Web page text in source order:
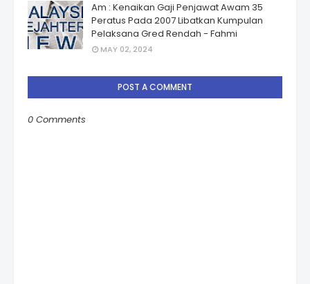
Am : Kenaikan Gaji Penjawat Awam 35
Peratus Pada 2007 Libatkan Kumpulan
Pelaksana Gred Rendah - Fahmi
MAY 02, 2024
POST A COMMENT
0 Comments